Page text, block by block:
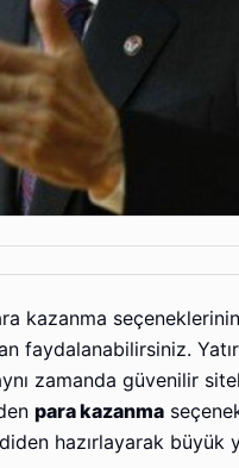
kazanma
faydalanabilirsiniz.
zamanda güvenilir
para kazanma
hazırlayarak büyük